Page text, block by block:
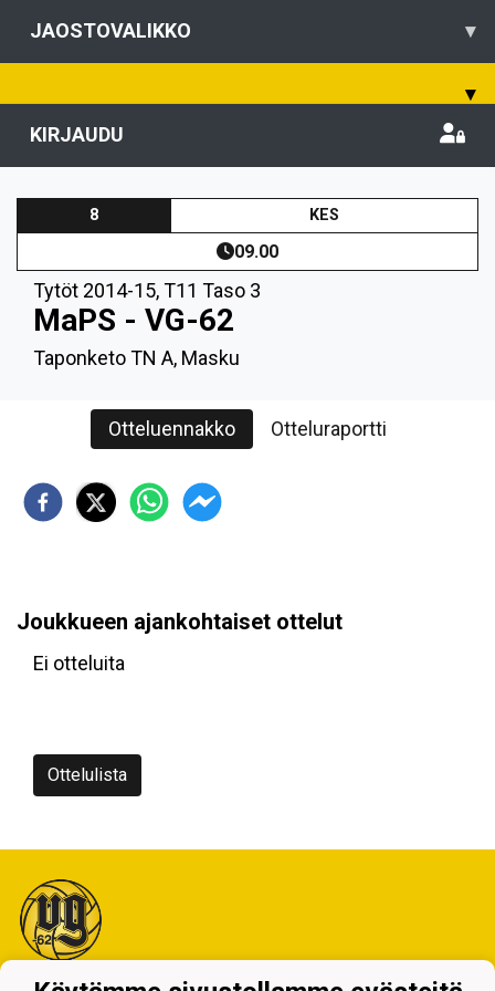
JAOSTOVALIKKO ▾
▾
KIRJAUDU
8 KES
09.00
Tytöt 2014-15,T11 Taso 3
MaPS - VG-62
Taponketo TN A, Masku
Otteluennakko Otteluraportti
Joukkueen ajankohtaiset ottelut
Ei otteluita
Ottelulista